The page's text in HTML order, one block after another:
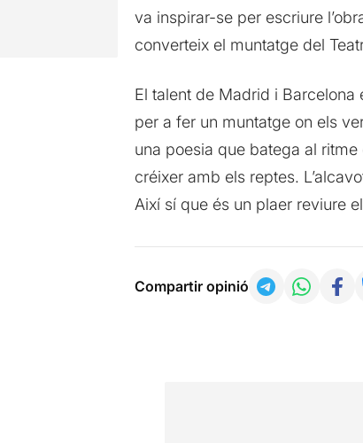
va inspirar-se per escriure
converteix el muntatge del
El talent de Madrid i Barcelona
per a fer un muntatge on els
una poesia que batega al
créixer amb els reptes.
Així sí que és un plaer reviure
Compartir opinió